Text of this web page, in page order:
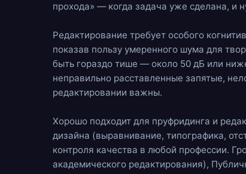
прохода» — когда задача уже сделана, и
Редактирование требует особого
показав пользу умеренного шума для
быть гораздо тише — около 50 дБ или
неправильно расставленные запятые,
редактировании важны.
Хорошо подходит для пруфридинга и
дизайна (выравнивание, типографика,
контроля качества в любой профессии.
академического редактирования),